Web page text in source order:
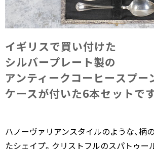
イギリスで​買い付けた​
シルバープレート製の​
アンティークコーヒースプー
ケースが​付いた​6本セットです
ハノーヴァリアンスタイルのような、柄
たシェイプ。クリストフルのスパトゥー